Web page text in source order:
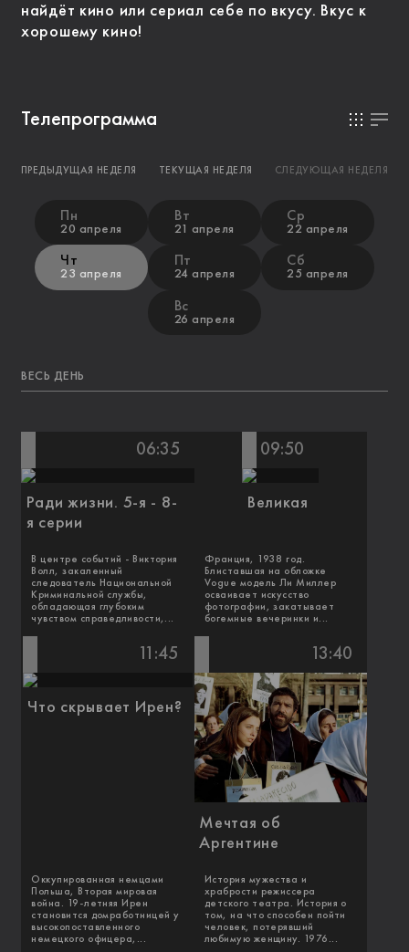
найдёт кино или сериал себе по вкусу. Вкус к
хорошему кино!
Телепрограмма
ПРЕДЫДУЩАЯ НЕДЕЛЯ ТЕКУЩАЯ НЕДЕЛЯ СЛЕДУЮЩАЯ НЕДЕЛЯ
Пн
20 апреля
Вт
21 апреля
Ср
22 апреля
Чт
23 апреля
Пт
24 апреля
Сб
25 апреля
Вс
26 апреля
ВЕСЬ ДЕНЬ
06:35
Ради жизни. 5-я - 8-
я серии
В центре событий - Виктория
Волл, закаленный
следователь Национальной
Криминальной службы,
обладающая глубоким
чувством справедливости,...
09:50
Великая
Франция, 1938 год.
Блиставшая на обложке
Vogue модель Ли Миллер
осваивает искусство
фотографии, закатывает
богемные вечеринки и...
11:45
Что скрывает Ирен?
Оккупированная немцами
Польша, Вторая мировая
война. 19-летняя Ирен
становится домработницей у
высокопоставленного
немецкого офицера,...
13:40
Мечтая об
Аргентине
История мужества и
храбрости режиссера
детского театра. История о
том, на что способен пойти
человек, потерявший
любимую женщину. 1976...